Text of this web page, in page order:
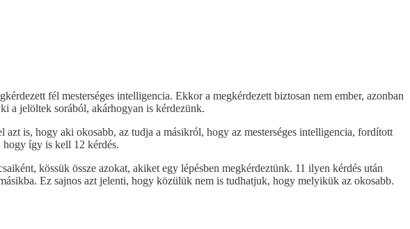
fél mesterséges intelligencia. Ekkor a megkérdezett biztosan nem ember, azonban
a jelöltek sorából, akárhogyan is kérdezünk.
is, hogy aki okosabb, az tudja a másikról, hogy az mesterséges intelligencia, fordított
hogy így is kell 12 kérdés.
kössük össze azokat, akiket egy lépésben megkérdeztünk. 11 ilyen kérdés után
Ez sajnos azt jelenti, hogy közülük nem is tudhatjuk, hogy melyikük az okosabb.